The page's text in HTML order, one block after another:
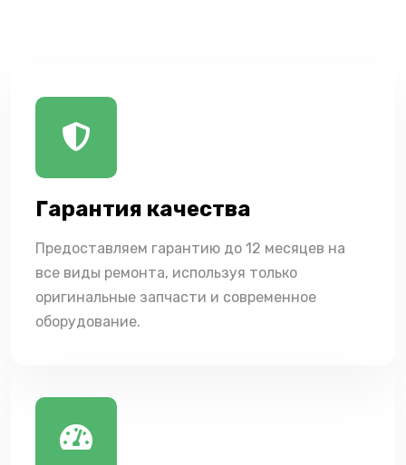
Гарантия качества
Предоставляем гарантию до 12 месяцев на
все виды ремонта, используя только
оригинальные запчасти и современное
оборудование.